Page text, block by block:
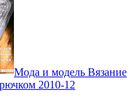
Мода и модель Вязание
2010-12